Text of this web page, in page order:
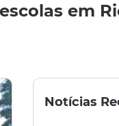
em
Notícias